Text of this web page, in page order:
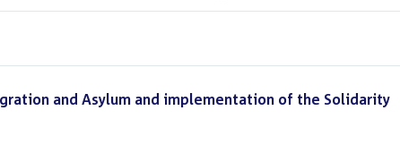
and Asylum and implementation of the Solidarity